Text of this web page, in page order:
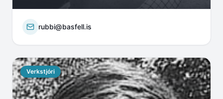
rubbi@basfell.is
Verkstjóri